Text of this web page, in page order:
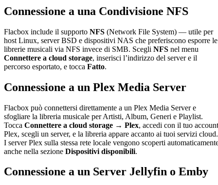
Connessione a una Condivisione NFS
Flacbox include il supporto NFS (Network File System) — utile per
host Linux, server BSD e dispositivi NAS che preferiscono esporre le
librerie musicali via NFS invece di SMB. Scegli NFS nel menu
Connettere a cloud storage, inserisci l’indirizzo del server e il
percorso esportato, e tocca Fatto.
Connessione a un Plex Media Server
Flacbox può connettersi direttamente a un Plex Media Server e
sfogliare la libreria musicale per Artisti, Album, Generi e Playlist.
Tocca Connettere a cloud storage → Plex, accedi con il tuo account
Plex, scegli un server, e la libreria appare accanto ai tuoi servizi cloud.
I server Plex sulla stessa rete locale vengono scoperti
anche nella sezione Dispositivi disponibili.
Connessione a un Server Jellyfin o Emby